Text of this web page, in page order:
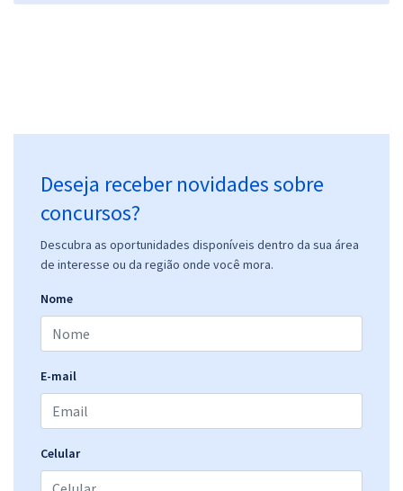
Deseja receber novidades sobre
concursos?
Descubra as oportunidades disponíveis dentro da sua área
de interesse ou da região onde você mora.
Nome
E-mail
Celular